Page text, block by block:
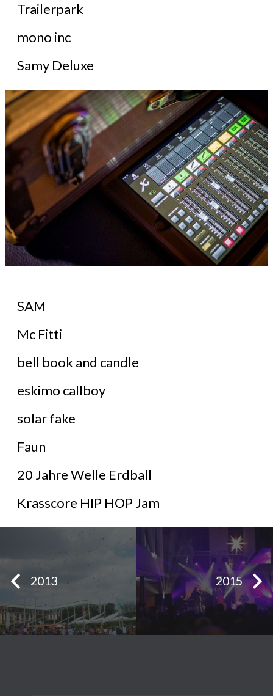
Trailerpark
mono inc
Samy Deluxe
SAM
Mc Fitti
bell book and candle
eskimo callboy
solar fake
Faun
20 Jahre Welle Erdball
Krasscore HIP HOP Jam
2013 2015